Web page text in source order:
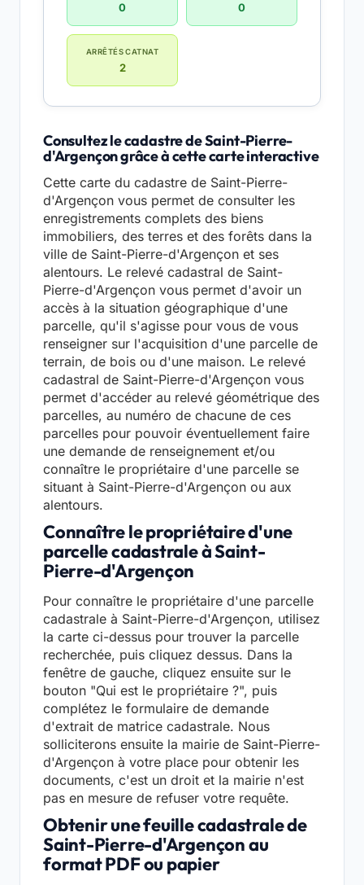
0 0
ARRÊTÉS CATNAT
2
Consultez le cadastre de Saint-Pierre-
d'Argençon grâce à cette carte interactive
Cette carte du cadastre de Saint-Pierre-
d'Argençon vous permet de consulter les
enregistrements complets des biens
immobiliers, des terres et des forêts dans la
ville de Saint-Pierre-d'Argençon et ses
alentours. Le relevé cadastral de Saint-
Pierre-d'Argençon vous permet d'avoir un
accès à la situation géographique d'une
parcelle, qu'il s'agisse pour vous de vous
renseigner sur l'acquisition d'une parcelle de
terrain, de bois ou d'une maison. Le relevé
cadastral de Saint-Pierre-d'Argençon vous
permet d'accéder au relevé géométrique des
parcelles, au numéro de chacune de ces
parcelles pour pouvoir éventuellement faire
une demande de renseignement et/ou
connaître le propriétaire d'une parcelle se
situant à Saint-Pierre-d'Argençon ou aux
alentours.
Connaître le propriétaire d'une
parcelle cadastrale à Saint-
Pierre-d'Argençon
Pour connaître le propriétaire d'une parcelle
cadastrale à Saint-Pierre-d'Argençon, utilisez
la carte ci-dessus pour trouver la parcelle
recherchée, puis cliquez dessus. Dans la
fenêtre de gauche, cliquez ensuite sur le
bouton "Qui est le propriétaire ?", puis
complétez le formulaire de demande
d'extrait de matrice cadastrale. Nous
solliciterons ensuite la mairie de Saint-Pierre-
d'Argençon à votre place pour obtenir les
documents, c'est un droit et la mairie n'est
pas en mesure de refuser votre requête.
Obtenir une feuille cadastrale de
Saint-Pierre-d'Argençon au
format PDF ou papier